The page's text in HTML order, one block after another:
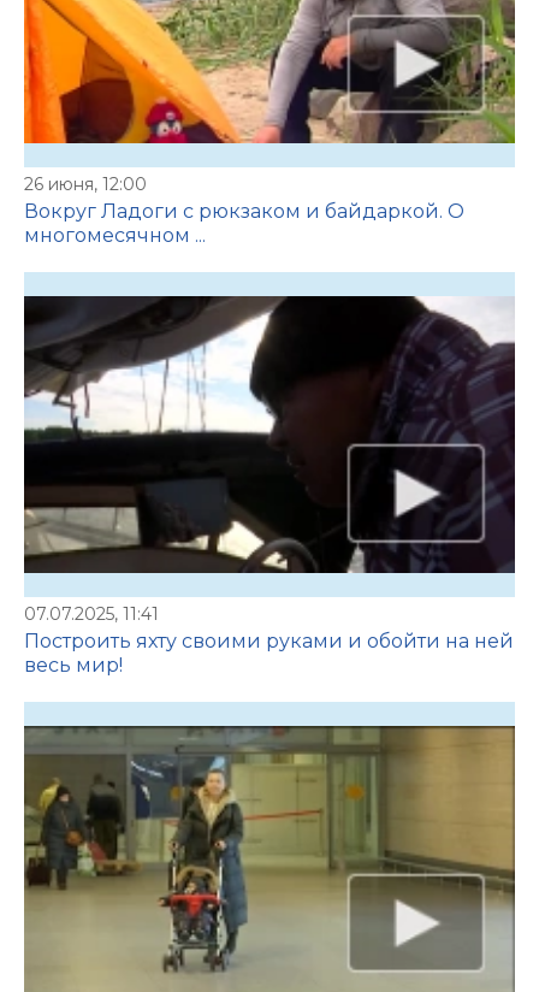
26 июня, 12:00
Вокруг Ладоги с рюкзаком и байдаркой. О
многомесячном ...
07.07.2025, 11:41
Построить яхту своими руками и обойти на ней
весь мир!